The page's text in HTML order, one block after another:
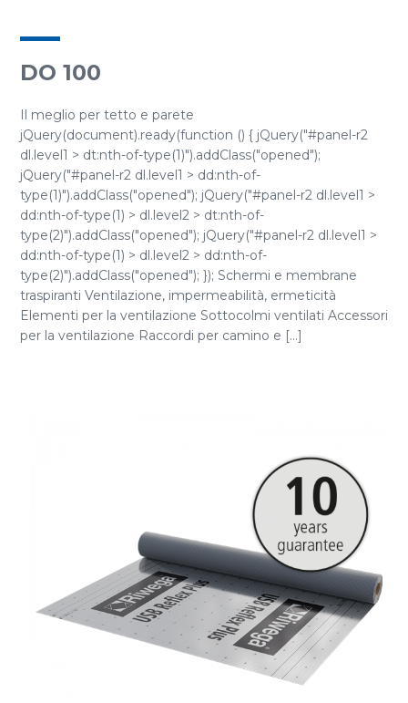
DO 100
Il meglio per tetto e parete
jQuery(document).ready(function () { jQuery("#panel-r2
dl.level1 > dt:nth-of-type(1)").addClass("opened");
jQuery("#panel-r2 dl.level1 > dd:nth-of-
type(1)").addClass("opened"); jQuery("#panel-r2 dl.level1 >
dd:nth-of-type(1) > dl.level2 > dt:nth-of-
type(2)").addClass("opened"); jQuery("#panel-r2 dl.level1 >
dd:nth-of-type(1) > dl.level2 > dd:nth-of-
type(2)").addClass("opened"); }); Schermi e membrane
traspiranti Ventilazione, impermeabilità, ermeticità
Elementi per la ventilazione Sottocolmi ventilati Accessori
per la ventilazione Raccordi per camino e [...]